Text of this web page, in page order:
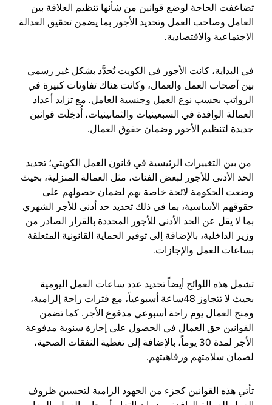
تضاعفت الحاجة لوضع قوانين من شأنها تنظيم العلاقة بين
العامل وصاحب العمل وتحديد الأجور بما يضمن تحقيق العدالة
الاجتماعية والاقتصادية.
في البداية، كانت الأجور في الكويت تُحدَّد بشكل غير رسمي
بين أصحاب العمل والعمال، وكانت هناك تفاوتات كبيرة في
الرواتب بحسب نوع العمل وجنسية العامل. مع تزايد أعداد
العمالة الوافدة في السبعينيات والثمانينيات، أُدخِلَت قوانين
جديدة لتنظيم الأجور وضمان حقوق العمال.
من بين التغييرات الرئيسية في قانون العمل الكويتي؛ تحديد
الحد الأدنى للأجور لبعض الفئات، مثل العمالة المنزلية، بحيث
وضعت الحكومة لائحة خاصة بهم لضمان حصولهم على
حقوقهم الأساسية، بما في ذلك تحديد حد أدنى للأجر الشهري
بما لا يقل عن الحد الأدنى للأجور المحددة بالقرار الصادر من
وزير الداخلية، بالإضافة إلى توفير الحماية القانونية المتعلقة
بساعات العمل والإجازات.
تشمل هذه اللوائح أيضاً تحديد عدد ساعات العمل اليومية
بحيث لا تتجاوز 48ساعة أسبوعياً، مع فترات راحة إلزامية،
ومنح العمال يوم راحة أسبوعي مدفوع الأجر. كما تضمن
القوانين حق العمال في الحصول على إجازة سنوية مدفوعة
الأجر لمدة 30 يوماً، بالإضافة إلى تغطية النفقات الصحية،
لضمان سلامتهم ورفاهيتهم.
تأتي هذه القوانين كجزء من الجهود الرامية لتحسين ظروف